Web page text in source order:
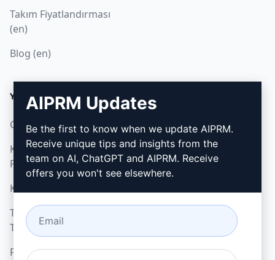
Takım Fiyatlandırması
(en)
Blog (en)
YASAL
Gizlilik Politikası (en)
Kabul Edilebilir Kullanım
Politikası (en)
Kullanım Koşulları (en)
Tarayıcı Uzantısı
Terimleri (en)
Faturalama Koşulları (en)
Nasıl kurulur
Google Chrome (en)
Microsoft Edge (en)
AIPRM Updates
Be the first to know when we update AIPRM.
Receive unique tips and insights from the
team on AI, ChatGPT and AIPRM. Receive
offers you won't see elsewhere.